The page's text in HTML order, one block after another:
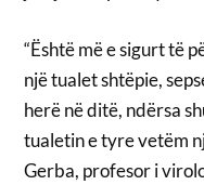
“Është më e sigurt të
një tualet shtëpie,
herë në ditë, ndërsa
tualetin e tyre vetëm
Gerba, profesor i